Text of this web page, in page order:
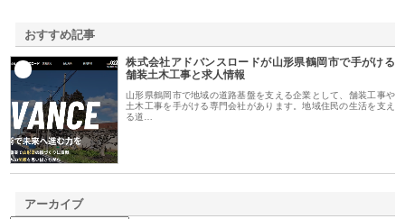
おすすめ記事
株式会社アドバンスロードが山形県鶴岡市で手がける
舗装土木工事と求人情報
山形県鶴岡市で地域の道路基盤を支える企業として、舗装工事や
土木工事を手がける専門会社があります。地域住民の生活を支え
る道…
アーカイブ